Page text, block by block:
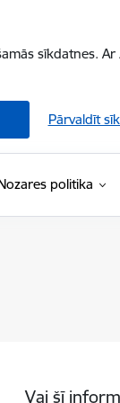
sīkdatnes.
Pārvaldīt
politika
Vai šī